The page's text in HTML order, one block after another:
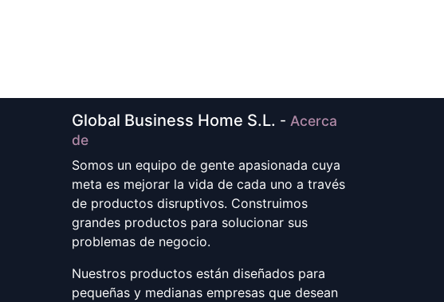
Global Business Home S.L. - Acerca
de
Somos un equipo de gente apasionada cuya
meta es mejorar la vida de cada uno a través
de productos disruptivos. Construimos
grandes productos para solucionar sus
problemas de negocio.
Nuestros productos están diseñados para
pequeñas y medianas empresas que desean